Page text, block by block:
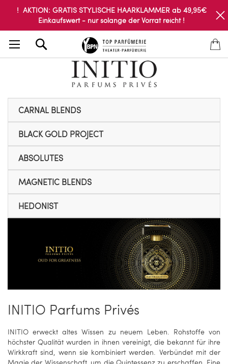
! AKTION: GRATIS STYLISCHE HAARKLAMMER ab 49,95€
Einkaufswert - nur solange der Vorrat reicht !
CARNAL BLENDS
BLACK GOLD PROJECT
ABSOLUTES
MAGNETIC BLENDS
HEDONIST
INITIO Parfums Privés
INITIO erweckt altes Wissen zu neuem Leben. Rohstoffe von
höchster Qualität wurden in ihnen vereinigt, die bekannt für ihre
Wirkkraft sind, wenn sie kombiniert werden. Verbündet mit der